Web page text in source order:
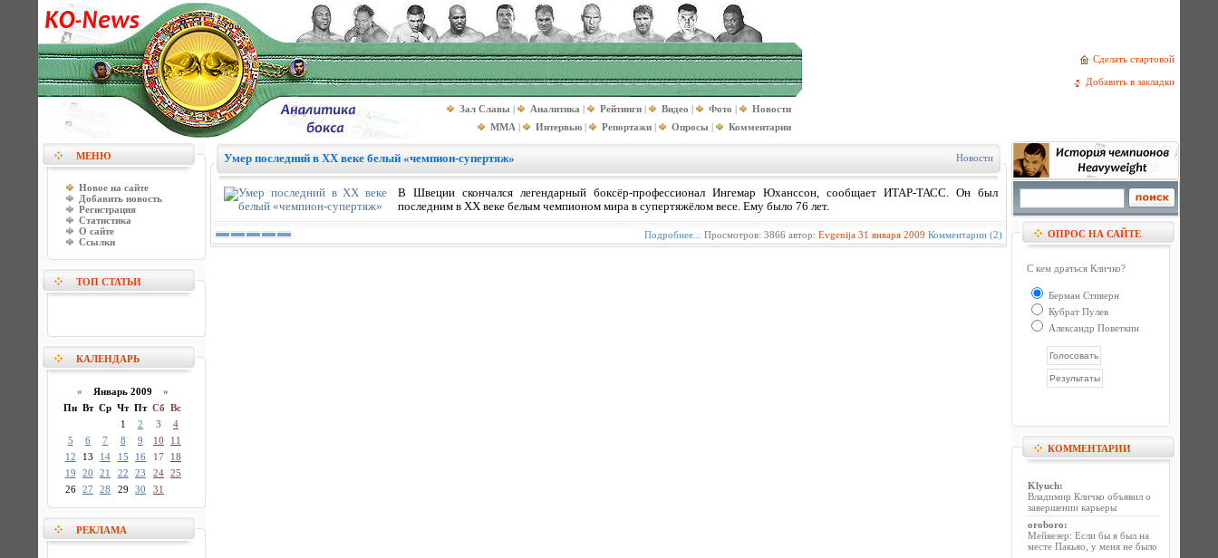
Сделать стартовой
Добавить в закладки
Зал Славы | Аналитика | Рейтинги | Видео | Фото |
Новости
MMA | Интервью | Репортажи | Опросы | Комментарии
МЕНЮ
Новое на сайте
Добавить новость
Регистрация
Статистика
О сайте
Ссылки
ТОП СТАТЬИ
КАЛЕНДАРЬ
« Январь 2009 »
Пн Вт Ср Чт Пт Сб Вс
1
2 3
4
5
6 7 8 9 10
11
12
13 14 15 16 17
18
19
20 21 22 23 24 25
26
27 28 29 30 31
РЕКЛАМА
Умер последний в ХХ веке белый «чемпион-супертяж» Новости
В Швеции скончался легендарный боксёр-профессионал Ингемар Юханссон, сообщает ИТАР-ТАСС. Он был
последним в ХХ веке белым чемпионом мира в супертяжёлом весе. Ему было 76 лет.
Подробнее... Просмотров: 3866 автор: Evgenija 31 января 2009 Комментарии (2) ОПРОС НА САЙТЕ
С кем драться Кличко?
Берман Стиверн
Кубрат Пулев
Александр Поветкин
КОММЕНТАРИИ
Klyuch:
Владимир Кличко объявил о
завершении карьеры
oroboro:
Мейвезер: Если бы я был на
месте Пакьяо, у меня не было